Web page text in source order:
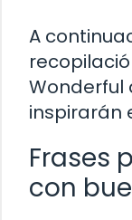
A
Wonderful
inspirarán
Frases
con